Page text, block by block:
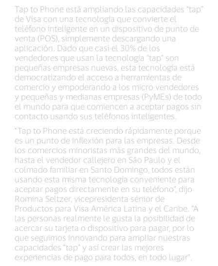
Tap to Phone está ampliando las capacidades “tap”
de Visa con una tecnología que convierte el
teléfono inteligente en un dispositivo de punto de
venta (POS), simplemente descargando una
aplicación. Dado que casi el 30% de los
vendedores que usan la tecnología “tap” son
pequeñas empresas nuevas, esta tecnología está
democratizando el acceso a herramientas de
comercio y empoderando a los micro vendedores
y pequeñas y medianas empresas (PyMEs) de todo
el mundo para que comiencen a aceptar pagos sin
contacto usando sus teléfonos inteligentes.
“Tap to Phone está creciendo rápidamente porque
es un punto de inflexión para las empresas. Desde
los comercios minoristas más grandes del mundo,
hasta el vendedor callejero en São Paulo y el
colmado familiar en Santo Domingo, todos están
usando esta misma tecnología conveniente para
aceptar pagos directamente en su teléfono”, dijo
Romina Seltzer, vicepresidenta sénior de
Productos para Visa América Latina y el Caribe. "A
las personas realmente le gusta la posibilidad de
acercar su tarjeta o dispositivo para pagar, por lo
que seguimos innovando para ampliar nuestras
capacidades “tap” y así crear las mejores
experiencias de pago para todos, en todo lugar".